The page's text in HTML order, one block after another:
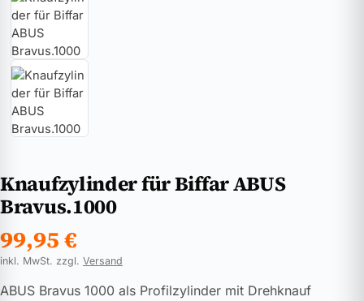
Knaufzylinder für Biffar ABUS
Bravus.1000
99,95€
inkl. MwSt. zzgl. Versand
ABUS Bravus 1000 als Profilzylinder mit Drehknauf